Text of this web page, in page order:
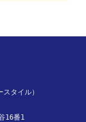
タイル）
16番1